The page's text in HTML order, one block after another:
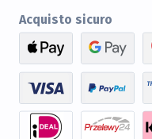
Acquisto sicuro